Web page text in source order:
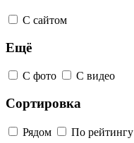
С сайтом
Ещё
С фото С видео
Сортировка
Рядом По рейтингу